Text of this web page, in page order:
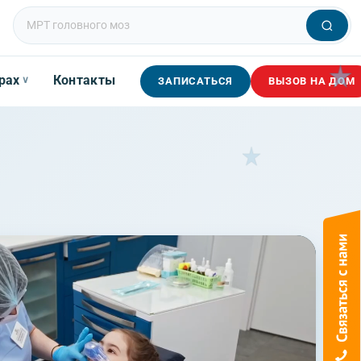
∨ Контакты ЗАПИСАТЬСЯ ВЫЗОВ НА ДОМ